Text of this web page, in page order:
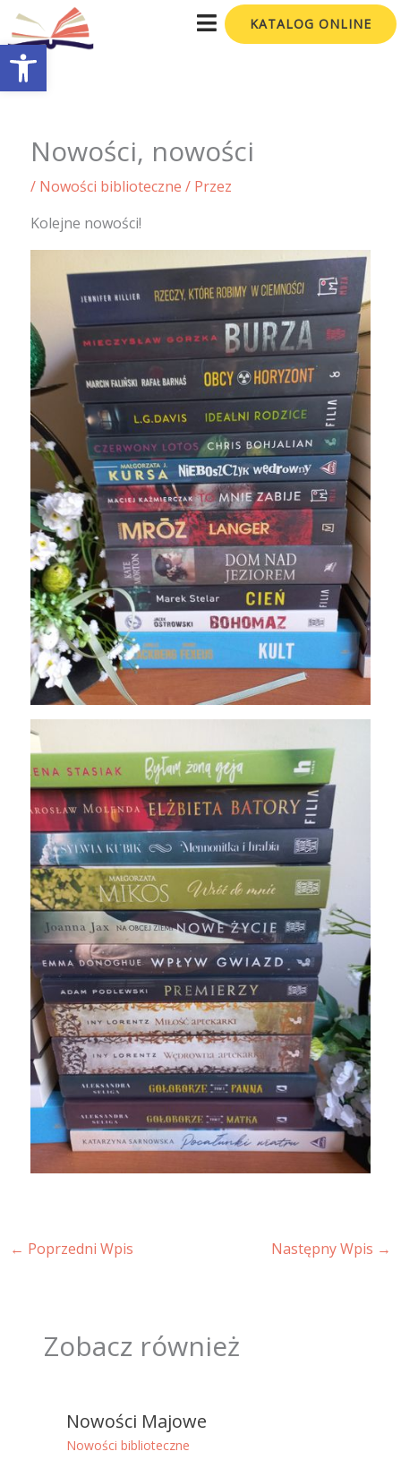
Otwórz pasek narzędzi
Przejdź
do
treści
KATALOG ONLINE
Nowości, nowości
/ Nowości biblioteczne / Przez
Kolejne nowości!
← Poprzedni Wpis Następny Wpis →
Zobacz również
Nowości Majowe
Nowości biblioteczne